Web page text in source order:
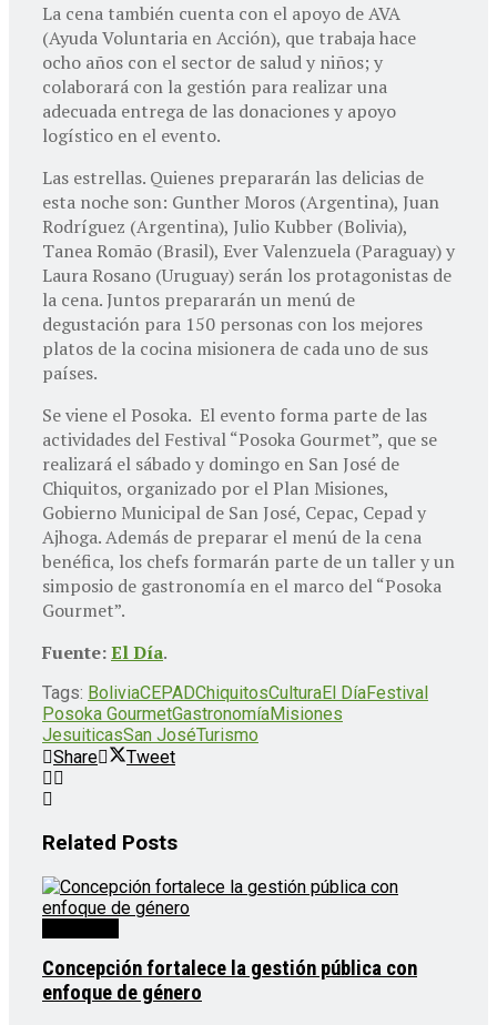
La cena también cuenta con el apoyo de AVA
(Ayuda Voluntaria en Acción), que trabaja hace
ocho años con el sector de salud y niños; y
colaborará con la gestión para realizar una
adecuada entrega de las donaciones y apoyo
logístico en el evento.
Las estrellas. Quienes prepararán las delicias de
esta noche son: Gunther Moros (Argentina), Juan
Rodríguez (Argentina), Julio Kubber (Bolivia),
Tanea Romão (Brasil), Ever Valenzuela (Paraguay) y
Laura Rosano (Uruguay) serán los protagonistas de
la cena. Juntos prepararán un menú de
degustación para 150 personas con los mejores
platos de la cocina misionera de cada uno de sus
países.
Se viene el Posoka. El evento forma parte de las
actividades del Festival “Posoka Gourmet”, que se
realizará el sábado y domingo en San José de
Chiquitos, organizado por el Plan Misiones,
Gobierno Municipal de San José, Cepac, Cepad y
Ajhoga. Además de preparar el menú de la cena
benéfica, los chefs formarán parte de un taller y un
simposio de gastronomía en el marco del “Posoka
Gourmet”.
Fuente:El Día.
Tags: BoliviaCEPADChiquitosCulturaEl DíaFestival
Posoka GourmetGastronomíaMisiones
JesuiticasSan JoséTurismo
Share
Tweet
Related Posts
Concepción fortalece la gestión pública con
enfoque de género